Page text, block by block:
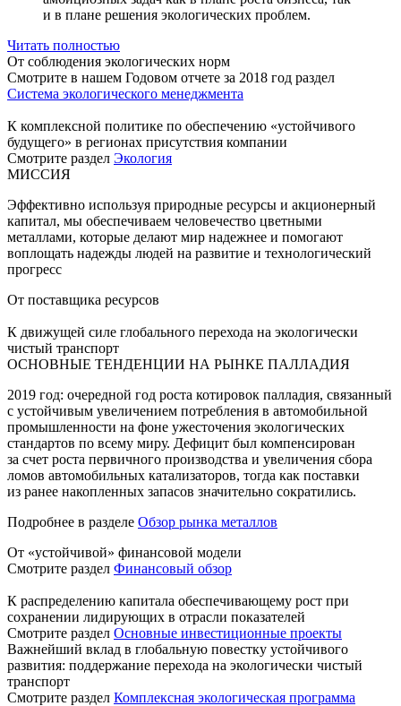
и в плане решения экологических проблем.
Читать полностью
От соблюдения экологических норм
Смотрите в нашем Годовом отчете за 2018 год раздел
Система экологического менеджмента
К комплексной политике по обеспечению «устойчивого
будущего» в регионах присутствия компании
Смотрите раздел Экология
МИССИЯ
Эффективно используя природные ресурсы и акционерный
капитал, мы обеспечиваем человечество цветными
металлами, которые делают мир надежнее и помогают
воплощать надежды людей на развитие и технологический
прогресс
От поставщика ресурсов
К движущей силе глобального перехода на экологически
чистый транспорт
ОСНОВНЫЕ ТЕНДЕНЦИИ НА РЫНКЕ ПАЛЛАДИЯ
2019 год: очередной год роста котировок палладия, связанный
с устойчивым увеличением потребления в автомобильной
промышленности на фоне ужесточения экологических
стандартов по всему миру. Дефицит был компенсирован
за счет роста первичного производства и увеличения сбора
ломов автомобильных катализаторов, тогда как поставки
из ранее накопленных запасов значительно сократились.
Подробнее в разделе Обзор рынка металлов
От «устойчивой» финансовой модели
Смотрите раздел Финансовый обзор
К распределению капитала обеспечивающему рост при
сохранении лидирующих в отрасли показателей
Смотрите раздел Основные инвестиционные проекты
Важнейший вклад в глобальную повестку устойчивого
развития: поддержание перехода на экологически чистый
транспорт
Смотрите раздел Комплексная экологическая программа